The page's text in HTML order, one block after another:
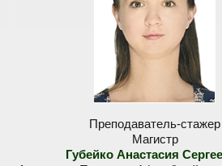
Преподаватель-стажер
Магистр
Губейко Анастасия